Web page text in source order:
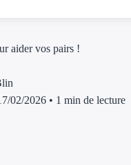
aider vos pairs !
02/2026 • 1 min de lecture